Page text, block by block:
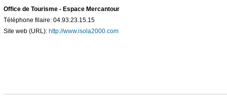
Office de Tourisme - Espace Mercantour
Téléphone filaire: 04.93.23.15.15
Site web (URL): http://www.isola2000.com